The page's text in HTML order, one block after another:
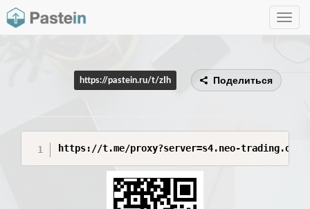
Toggle
https://pastein.ru/t/zIh Поделиться
https://t.me/proxy?server=s4.neo-